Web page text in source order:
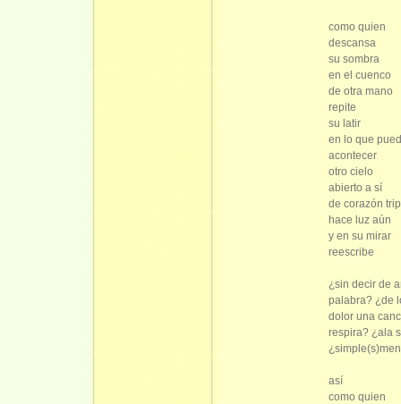
como quien
descansa
su sombra
en el cuenco
de otra mano
repite
su latir
en lo que
acontecer
otro cielo
abierto a sí
de corazón
hace luz aún
y en su mirar
reescribe
¿sin decir de
palabra? ¿de
dolor una
respira? ¿ala
así
como quien